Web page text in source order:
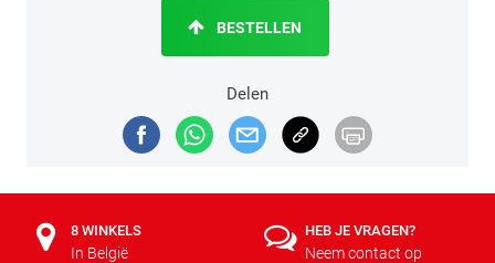
Delen
BESTELLEN
8 WINKELS
In België
HEB JE VRAGEN?
Neem contact op